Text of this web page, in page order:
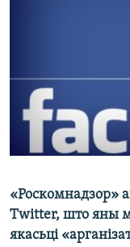
«Роскомнадзор»
Twitter, што яны
якасьці